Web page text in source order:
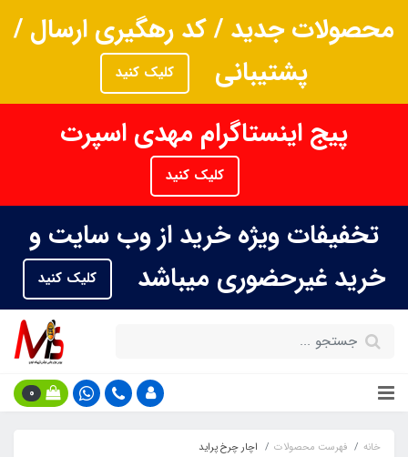
محصولات جدید / کد رهگیری ارسال /
پشتیبانی
کلیک کنید
پیج اینستاگرام مهدی اسپرت
کلیک کنید
تخفیفات ویژه خرید از وب سایت و
خرید غیرحضوری میباشد
کلیک کنید
0
خانه فهرست محصولات اچار چرخ پراید